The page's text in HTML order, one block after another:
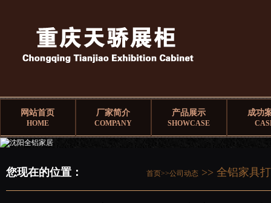
网站首页
HOME
厂家简介
COMPANY
产品展示
SHOWCASE
成功
您现在的位置： 首页>>公司动态 >> 全铝家具